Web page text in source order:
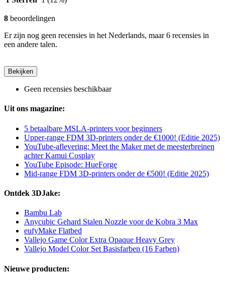
8 beoordelingen
Er zijn nog geen recensies in het Nederlands, maar 6 recensies in
een andere talen.
Bekijken
Geen recensies beschikbaar
Uit ons magazine:
5 betaalbare MSLA-printers voor beginners
Upper-range FDM 3D-printers onder de €1000! (Editie 2025)
YouTube-aflevering: Meet the Maker met de meesterbreinen
achter Kamui Cosplay
YouTube Episode: HueForge
Mid-range FDM 3D-printers onder de €500! (Editie 2025)
Ontdek 3DJake:
Bambu Lab
Anycubic Gehard Stalen Nozzle voor de Kobra 3 Max
eufyMake Flatbed
Vallejo Game Color Extra Opaque Heavy Grey
Vallejo Model Color Set Basisfarben (16 Farben)
Nieuwe producten: